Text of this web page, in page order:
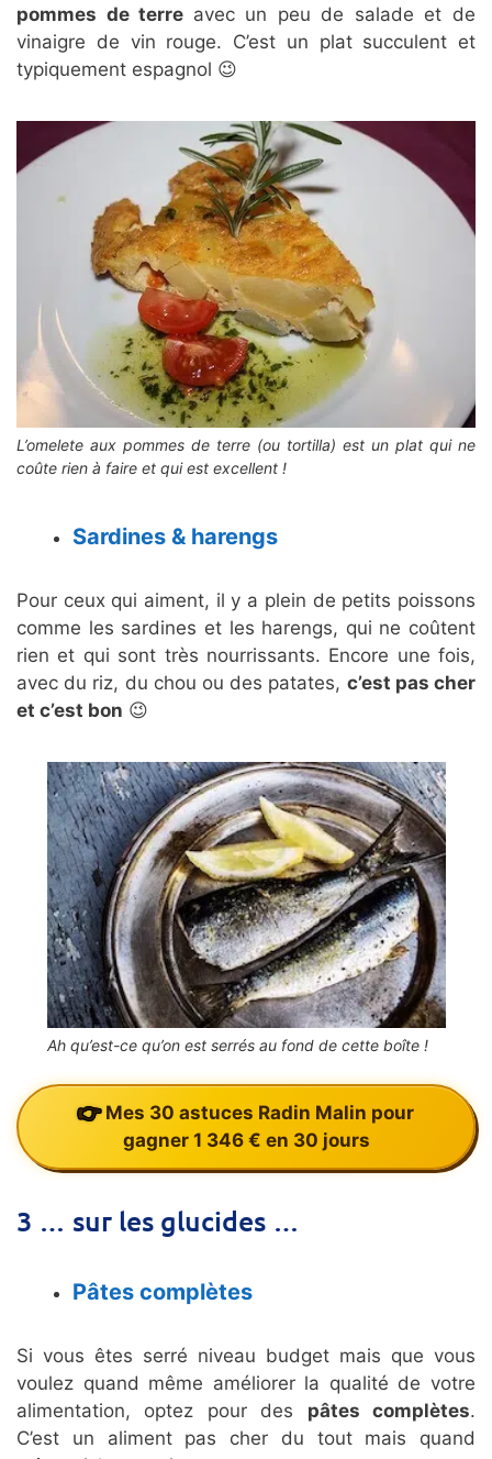
pommes de terre avec un peu de salade et de
vinaigre de vin rouge. C’est un plat succulent et
typiquement espagnol 😉
L’omelete aux pommes de terre (ou tortilla) est un plat qui ne
coûte rien à faire et qui est excellent !
Sardines & harengs
Pour ceux qui aiment, il y a plein de petits poissons
comme les sardines et les harengs, qui ne coûtent
rien et qui sont très nourrissants. Encore une fois,
avec du riz, du chou ou des patates, c’est pas cher
et c’est bon 😉
Ah qu’est-ce qu’on est serrés au fond de cette boîte !
Mes 30 astuces Radin Malin pour
gagner 1 346 € en 30 jours
3 … sur les glucides …
Pâtes complètes
Si vous êtes serré niveau budget mais que vous
voulez quand même améliorer la qualité de votre
alimentation, optez pour des pâtes complètes.
C’est un aliment pas cher du tout mais quand